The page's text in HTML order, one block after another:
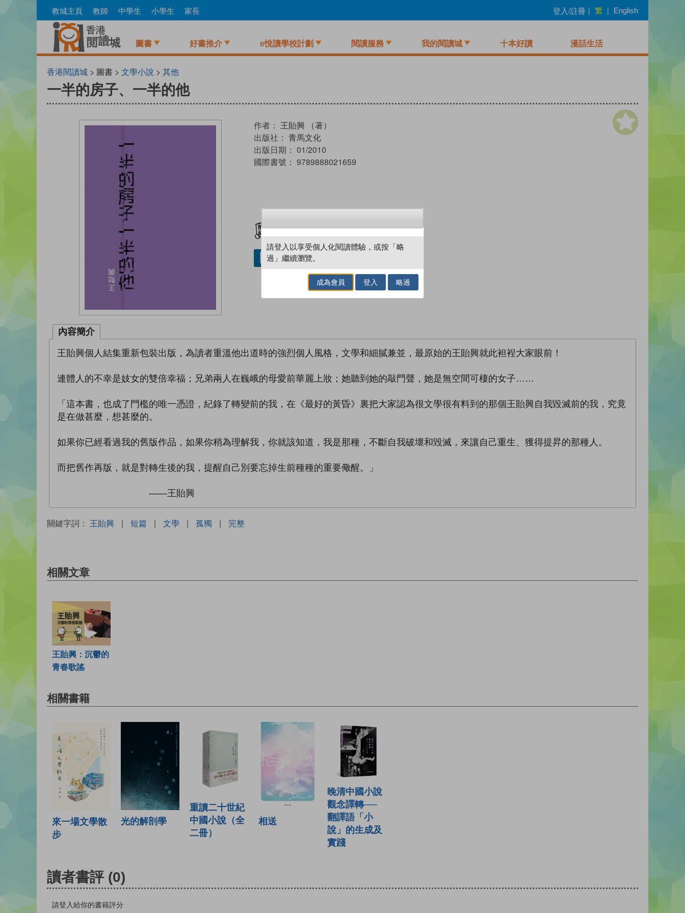
to
教城主頁 教師 中學生 小學生 家長 登入/註冊 | 繁 | English
圖書 好書推介 e悅讀學校計劃 閱讀服務 我的閱讀城 十本好讀 漫話生活
香港閱讀城 > 圖書 > 文學小說 > 其他
一半的房子、一半的他
作者： 王貽興 （著）
出版社： 青馬文化
出版日期： 01/2010
國際書號： 9789888021659
借閱實體書
內容簡介
王貽興個人結集重新包裝出版，為讀者重溫他出道時的強烈個人風格，文學和細膩兼並，最原始的王貽興就此袒裎大家眼前！
連體人的不幸是妓女的雙倍幸福；兄弟兩人在巍峨的母愛前華麗上妝；她聽到她的敲門聲，她是無空間可棲的女子……
「這本書，也成了門檻的唯一憑證，紀錄了轉變前的我，在《最好的黃昏》裏把大家認為很文學很有料到的那個王貽興自我毀滅前的我，究竟
是在做甚麼，想甚麼的。
如果你已經看過我的舊版作品，如果你稍為理解我，你就該知道，我是那種，不斷自我破壞和毀滅，來讓自己重生、獲得提昇的那種人。
而把舊作再版，就是對轉生後的我，提醒自己別要忘掉生前種種的重要儆醒。」
——王貽興
關鍵字詞： 王貽興 | 短篇 | 文學 | 孤獨 | 完整
相關文章
王貽興：沉鬱的
青春歌謠
相關書籍
來一場文學散
步
光的解剖學
重讀二十世紀
中國小說（全
二冊）
相送
晚清中國小說
觀念譯轉──
翻譯語「小
說」的生成及
實踐
讀者書評 (0)
請登入給你的書籍評分
請登入以享受個人化閱讀體驗，或按「略
過」繼續瀏覽。
成為會員 登入 略過